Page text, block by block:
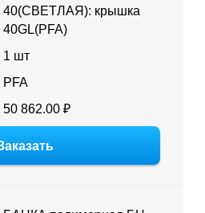
40(СВЕТЛАЯ): крышка
40GL(PFA)
1 шт
PFA
50 862.00 ₽